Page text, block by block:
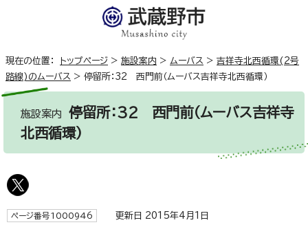
現在の位置： トップページ > 施設案内 > ムーバス > 吉祥寺北西循環(2号
路線)のムーバス > 停留所：32 西門前（ムーバス吉祥寺北西循環）
施設案内 停留所：32 西門前（ムーバス吉祥寺
北西循環）
ページ番号1000946 更新日 2015年4月1日